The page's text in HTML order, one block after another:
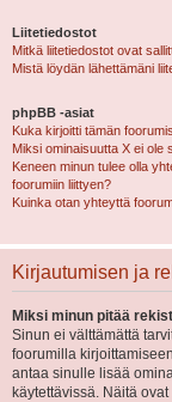
Liitetiedostot
Mitkä liitetiedostot ovat
Mistä löydän lähettämäni
phpBB -asiat
Kuka kirjoitti tämän
Miksi ominaisuutta X ei ole
Keneen minun tulee olla
foorumiin liittyen?
Kuinka otan yhteyttä
Kirjautumisen ja
Miksi minun pitää
Sinun ei välttämättä
foorumilla
antaa sinulle lisää
käytettävissä. Näitä